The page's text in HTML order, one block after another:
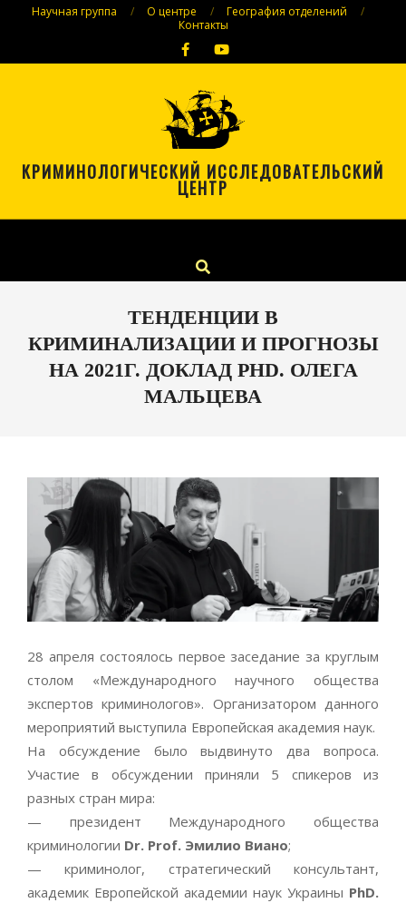
Научная группа О центре
География отделений
Контакты
КРИМИНОЛОГИЧЕСКИЙ ИССЛЕДОВАТЕЛЬСКИЙ
ЦЕНТР
Menu
Search
ТЕНДЕНЦИИ В
КРИМИНАЛИЗАЦИИ И ПРОГНОЗЫ
НА 2021Г. ДОКЛАД PHD. ОЛЕГА
МАЛЬЦЕВА
28 апреля состоялось первое заседание за круглым
столом «Международного научного общества
экспертов криминологов». Организатором данного
мероприятий выступила Европейская академия наук.
На обсуждение было выдвинуто два вопроса.
Участие в обсуждении приняли 5 спикеров из
разных стран мира:
— президент Международного общества
криминологии Dr. Prof. Эмилио Виано;
— криминолог, стратегический консультант,
академик Европейской академии наук Украины PhD.